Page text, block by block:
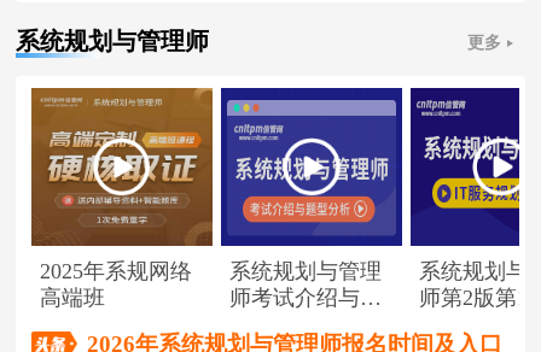
系统规划与管理师 更多
2025年系规网络
高端班
系统规划与管理
师考试介绍与题
系统规划与
师第2版第1
2026年系统规划与管理师报名时间及入口